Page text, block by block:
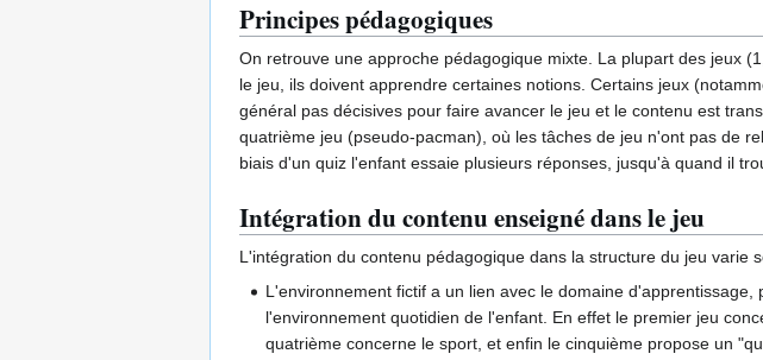
Principes pédagogiques
On retrouve une approche pédagogique mixte. La plupart des jeux
le jeu, ils doivent apprendre certaines notions. Certains jeux
général pas décisives pour faire avancer le jeu et le contenu est
quatrième jeu (pseudo-pacman), où les tâches de jeu n'ont pas de
biais d'un quiz l'enfant essaie plusieurs réponses, jusqu'à quand il
Intégration du contenu enseigné dans le jeu
L'intégration du contenu pédagogique dans la structure du jeu varie
L'environnement fictif a un lien avec le domaine
l'environnement quotidien de l'enfant. En effet le premier jeu
quatrième concerne le sport, et enfin le cinquième propose un